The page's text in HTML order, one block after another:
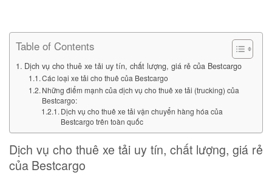
Table of Contents
Dịch vụ cho thuê xe tải uy tín, chất lượng, giá rẻ của Bestcargo
Các loại xe tải cho thuê của Bestcargo
Những điểm mạnh của dịch vụ cho thuê xe tải (trucking) của
Bestcargo:
Dịch vụ cho thuê xe tải vận chuyển hàng hóa của
Bestcargo trên toàn quốc
Dịch vụ cho thuê xe tải uy tín, chất lượng, giá rẻ
của Bestcargo